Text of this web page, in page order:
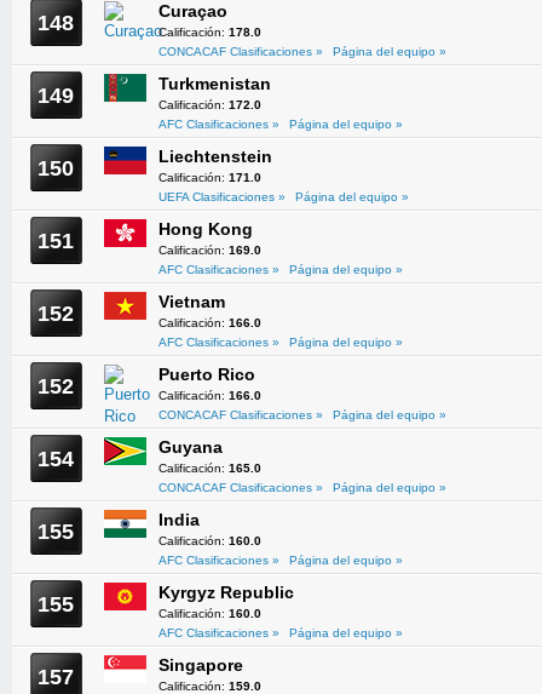
148 Curaçao
Calificación: 178.0
CONCACAF Clasificaciones »
Página del equipo »
149 Turkmenistan
Calificación: 172.0
AFC Clasificaciones »
Página del equipo »
150 Liechtenstein
Calificación: 171.0
UEFA Clasificaciones »
Página del equipo »
151 Hong Kong
Calificación: 169.0
AFC Clasificaciones »
Página del equipo »
152 Vietnam
Calificación: 166.0
AFC Clasificaciones »
Página del equipo »
152 Puerto Rico
Calificación: 166.0
CONCACAF Clasificaciones »
Página del equipo »
154 Guyana
Calificación: 165.0
CONCACAF Clasificaciones »
Página del equipo »
155 India
Calificación: 160.0
AFC Clasificaciones »
Página del equipo »
155 Kyrgyz Republic
Calificación: 160.0
AFC Clasificaciones »
Página del equipo »
157 Singapore
Calificación: 159.0